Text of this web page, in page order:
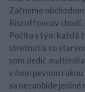
Začneme
Riscoffovcov chodí.
Počíta s tým každá
stretnutia so
som dedič
v ňom pevnou
sa nezaobíde